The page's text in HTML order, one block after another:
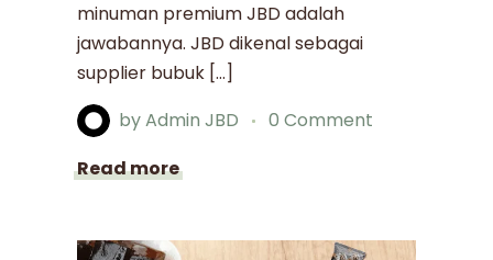
minuman premium JBD adalah
jawabannya. JBD dikenal sebagai
supplier bubuk […]
byAdmin JBD
0 Comment
Read more